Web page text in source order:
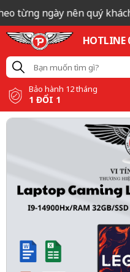
từng ngày nên quý
HOTLINE
Bảo hành 12 tháng
1 ĐỔI 1